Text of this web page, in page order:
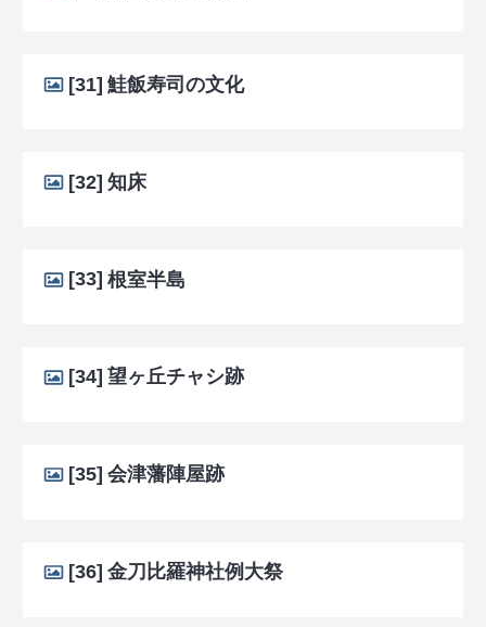
[31] 鮭飯寿司の文化
[32] 知床
[33] 根室半島
[34] 望ヶ丘チャシ跡
[35] 会津藩陣屋跡
[36] 金刀比羅神社例大祭